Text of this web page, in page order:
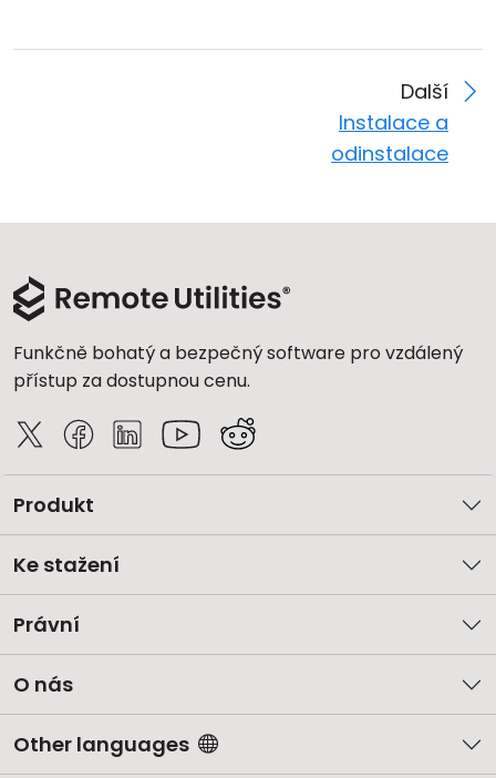
Další
Instalace a
odinstalace
Funkčně bohatý a bezpečný software pro vzdálený
přístup za dostupnou cenu.
Produkt
Ke stažení
Právní
O nás
Other languages